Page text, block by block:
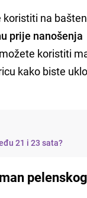
koristiti na
prije nanošenja
koristiti
kako biste
21 i 23 sata?